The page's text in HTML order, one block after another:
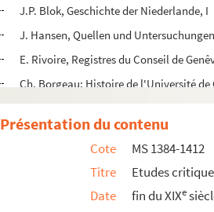
J.P. Blok, Geschichte der Niederlande, I
J. Hansen, Quellen und
E. Rivoire, Registres du Conseil de
Ch. Borgeau; Histoire de l'Université de
G. Brette, La France au milieu du XVIII
G. Canton, Napoléon antimilitariste
E. Toutey, Charles-le-Téméraire et la
Mémoires du général de Suremain sur
K. Franck, Der Meister der Ecclesia am
Présentation du contenu
Cote
MS 1384-1412
Titre
Etudes
Date
fin du XIXe